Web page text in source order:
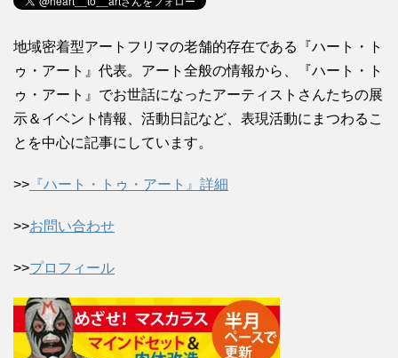
地域密着型アートフリマの老舗的存在である『ハート・ト
ゥ・アート』代表。アート全般の情報から、『ハート・ト
ゥ・アート』でお世話になったアーティストさんたちの展
示＆イベント情報、活動日記など、表現活動にまつわるこ
とを中心に記事にしています。
>> 『ハート・トゥ・アート』詳細
>>お問い合わせ
>>プロフィール